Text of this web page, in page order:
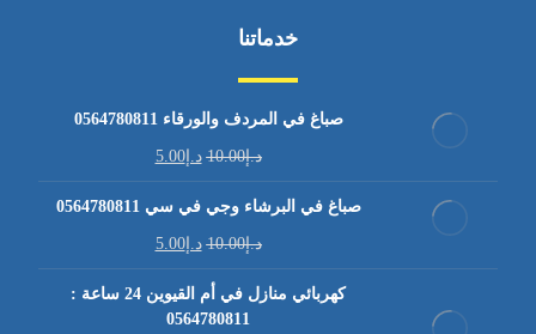
خدماتنا
صباغ في المردف والورقاء 0564780811
د.إ10.00 د.إ5.00
صباغ في البرشاء وجي في سي 0564780811
د.إ10.00 د.إ5.00
كهربائي منازل في أم القيوين 24 ساعة :
0564780811